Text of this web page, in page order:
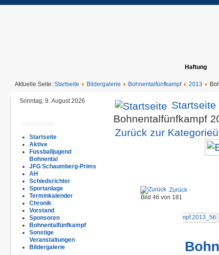
Haftung
Aktuelle Seite: Startseite Bildergalerie Bohnentalfünfkampf 2013
Sonntag, 9. August 2026
Startseite
Aktive
Fussballjugend
Bohnental
JFG Schaumberg-Prims
AH
Schiedsrichter
Sportanlage
Terminkalender
Chronik
Vorstand
Sponsoren
Bohnentalfünfkampf
Sonstige
Veranstaltungen
Bildergalerie
Startseite
Bohnentalfünfkampf
Zurück zur
Zurück
Bild 46 von 181